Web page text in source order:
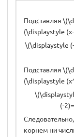
Подставляя
(\displaystyle
\(\displaystyle
Подставляя
(\displaystyle
(-
корнем ни